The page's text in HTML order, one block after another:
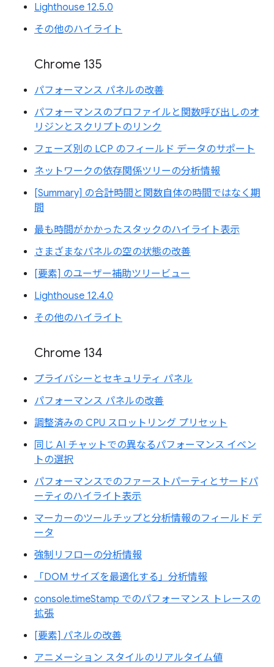
Lighthouse 12.5.0
その他のハイライト
Chrome 135
パフォーマンス パネルの改善
パフォーマンスのプロファイルと関数呼び出しのオ
リジンとスクリプトのリンク
フェーズ別の LCP のフィールド データのサポート
ネットワークの依存関係ツリーの分析情報
[Summary] の合計時間と関数自体の時間ではなく期
間
最も時間がかかったスタックのハイライト表示
さまざまなパネルの空の状態の改善
[要素] のユーザー補助ツリービュー
Lighthouse 12.4.0
その他のハイライト
Chrome 134
プライバシーとセキュリティ パネル
パフォーマンス パネルの改善
調整済みの CPU スロットリング プリセット
同じ AI チャットでの異なるパフォーマンス イベン
トの選択
パフォーマンスでのファーストパーティとサードパ
ーティのハイライト表示
マーカーのツールチップと分析情報のフィールド デ
ータ
強制リフローの分析情報
「DOM サイズを最適化する」分析情報
console.timeStamp でのパフォーマンス トレースの
拡張
[要素] パネルの改善
アニメーション スタイルのリアルタイム値